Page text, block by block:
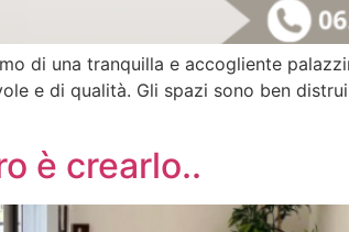
di una tranquilla e accogliente
e di qualità. Gli spazi sono ben
è crearlo..